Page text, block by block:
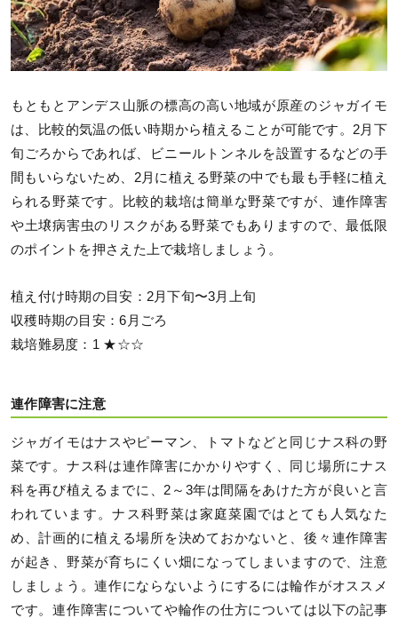
もともとアンデス山脈の標高の高い地域が原産のジャガイモ
は、比較的気温の低い時期から植えることが可能です。2月下
旬ごろからであれば、ビニールトンネルを設置するなどの手
間もいらないため、2月に植える野菜の中でも最も手軽に植え
られる野菜です。比較的栽培は簡単な野菜ですが、連作障害
や土壌病害虫のリスクがある野菜でもありますので、最低限
のポイントを押さえた上で栽培しましょう。
植え付け時期の目安：2月下旬〜3月上旬
収穫時期の目安：6月ごろ
栽培難易度：1 ★☆☆
連作障害に注意
ジャガイモはナスやピーマン、トマトなどと同じナス科の野
菜です。ナス科は連作障害にかかりやすく、同じ場所にナス
科を再び植えるまでに、2～3年は間隔をあけた方が良いと言
われています。ナス科野菜は家庭菜園ではとても人気なた
め、計画的に植える場所を決めておかないと、後々連作障害
が起き、野菜が育ちにくい畑になってしまいますので、注意
しましょう。連作にならないようにするには輪作がオススメ
です。連作障害についてや輪作の仕方については以下の記事